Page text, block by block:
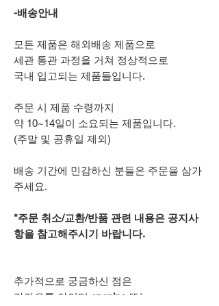
-배송안내
모든 제품은 해외배송 제품으로
세관 통관 과정을 거쳐 정상적으로
국내 입고되는 제품들입니다.
주문 시 제품 수령까지
약 10~14일이 소요되는 제품입니다.
(주말 및 공휴일 제외)
배송 기간에 민감하신 분들은 주문을 삼가
주세요.
*주문 취소/교환/반품 관련 내용은 공지사
항을 참고해주시기 바랍니다.
추가적으로 궁금하신 점은
카카오톡 아이디 spsnine 또는